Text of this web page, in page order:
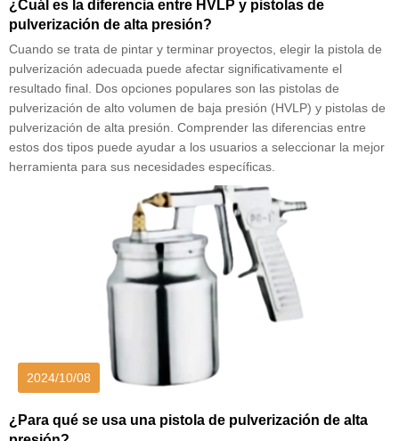
¿Cuál es la diferencia entre HVLP y pistolas de
pulverización de alta presión?
Cuando se trata de pintar y terminar proyectos, elegir la pistola de
pulverización adecuada puede afectar significativamente el
resultado final. Dos opciones populares son las pistolas de
pulverización de alto volumen de baja presión (HVLP) y pistolas de
pulverización de alta presión. Comprender las diferencias entre
estos dos tipos puede ayudar a los usuarios a seleccionar la mejor
herramienta para sus necesidades específicas.
2024/10/08
¿Para qué se usa una pistola de pulverización de alta